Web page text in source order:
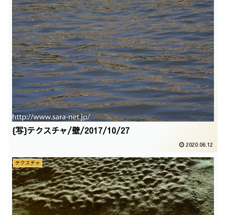
{写}テクスチャ/壁/2017/10/27
2020.06.12
テクスチャ